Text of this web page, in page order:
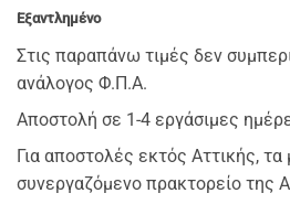
Εξαντλημένο
Στις παραπάνω τιμές δεν
ανάλογος Φ.Π.Α.
Αποστολή σε 1-4 εργάσιμες
Για αποστολές εκτός Αττικής,
συνεργαζόμενο πρακτορείο της